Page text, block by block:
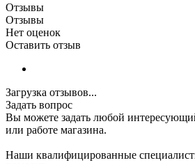
Отзывы
Отзывы
Нет оценок
Оставить отзыв
Загрузка отзывов...
Задать вопрос
Вы можете задать любой
или работе магазина.
Наши квалифицированные